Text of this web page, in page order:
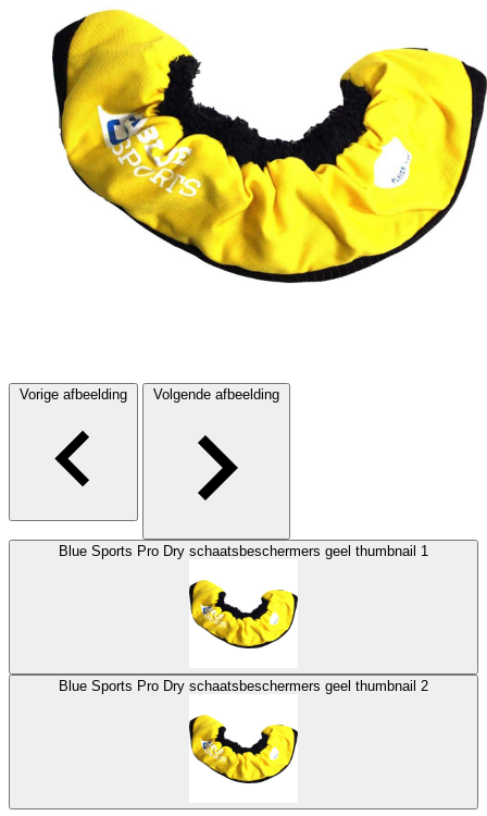
Vorige afbeelding Volgende afbeelding
Blue Sports Pro Dry schaatsbeschermers geel thumbnail 1
Blue Sports Pro Dry schaatsbeschermers geel thumbnail 2